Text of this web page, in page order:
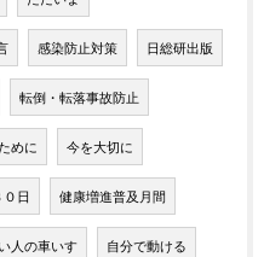
感染防止対策 日総研出版
転倒・転落事故防止
めに 今を大切に
日 健康増進普及月間
人の車いす 自分で動ける